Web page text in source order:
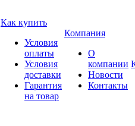
Как купить
Условия
оплаты
Условия
доставки
Гарантия
на товар
Компания
О
компании
Новости
Контакты